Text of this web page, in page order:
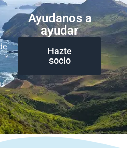
Ayudanos a
ayudar
Hazte
socio